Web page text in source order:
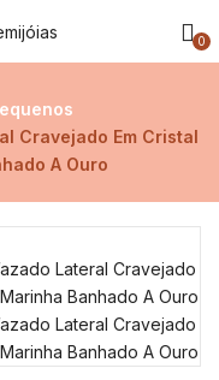
0
Cravejado Em Cristal
A Ouro